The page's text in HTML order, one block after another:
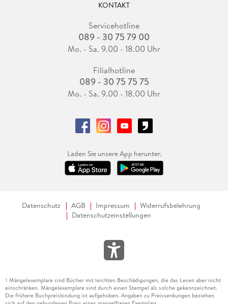
KONTAKT
Servicehotline
089 - 30 75 79 00
Mo. - Sa. 9.00 - 18.00 Uhr
Filialhotline
089 - 30 75 75 75
Mo. - Sa. 9.00 - 18.00 Uhr
Laden Sie unsere App herunter.
Datenschutz AGB Impressum
Widerrufsbelehrung
Datenschutzeinstellungen
1 Mängelexemplare sind Bücher mit leichten Beschädigungen, die das Lesen aber nicht
einschränken. Mängelexemplare sind durch einen Stempel als solche gekennzeichnet.
Die frühere Buchpreisbindung ist aufgehoben. Angaben zu Preissenkungen beziehen